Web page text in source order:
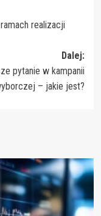
realizacji
Dalej:
pytanie w kampanii
– jakie jest?